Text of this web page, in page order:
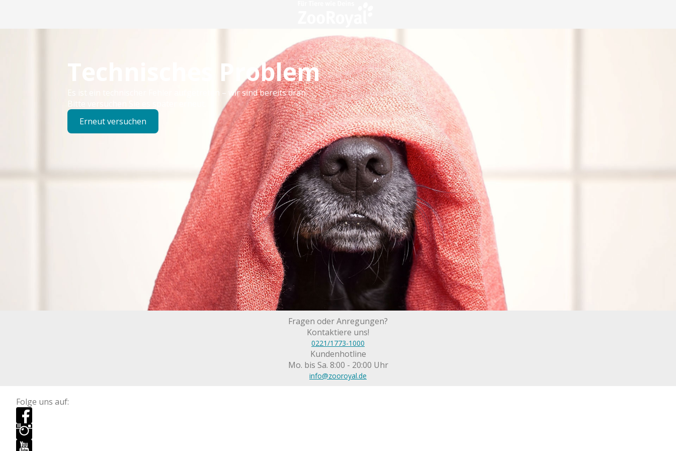
Technisches Problem
Es ist ein technischer Fehler aufgetreten – wir sind bereits dran.
Bitte versuchen Sie es später erneut.
Erneut versuchen
Fragen oder Anregungen?
Kontaktiere uns!
0221/1773-1000
Kundenhotline
Mo. bis Sa. 8:00 - 20:00 Uhr
info@zooroyal.de
Folge uns auf: